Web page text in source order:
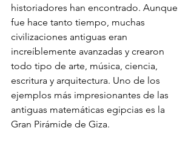
historiadores han encontrado. Aunque
fue hace tanto tiempo, muchas
civilizaciones antiguas eran
increíblemente avanzadas y crearon
todo tipo de arte, música, ciencia,
escritura y arquitectura. Uno de los
ejemplos más impresionantes de las
antiguas matemáticas egipcias es la
Gran Pirámide de Giza.